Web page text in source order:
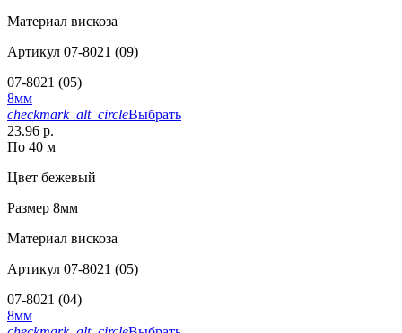
Материал вискоза
Артикул 07-8021 (09)
07-8021 (05)
8мм
checkmark_alt_circleВыбрать
23.96 р.
По 40 м
Цвет бежевый
Размер 8мм
Материал вискоза
Артикул 07-8021 (05)
07-8021 (04)
8мм